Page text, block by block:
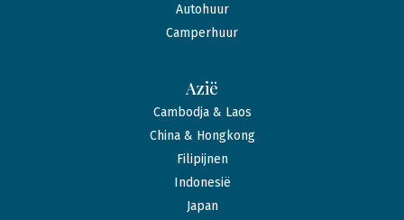
Autohuur
Camperhuur
Azië
Cambodja & Laos
China & Hongkong
Filipijnen
Indonesië
Japan